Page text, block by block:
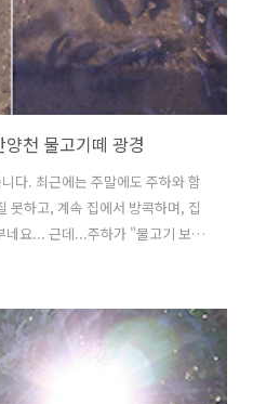
천 물고기떼 광경
다. 최근에는 주말에도 주하와 함
못하고, 계속 집에서 방콕하며, 집
네요... 근데...주하가 "물고기 보러
하는 표정으로 주하 엄마를 쳐다
주하는데, 특이하게...저쪽편에 있
장히 많다고 하더군요... 그래서...
리에 도착하여, 다리 밑의 안양천
요~~ 정말 물고기들이 엄청 많습